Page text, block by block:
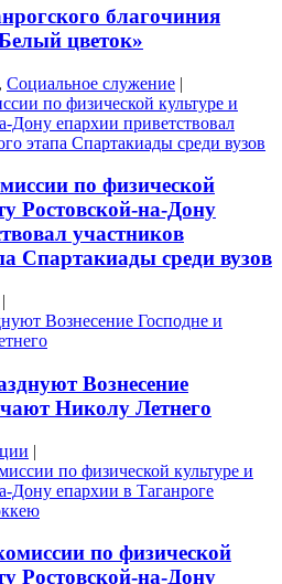
благочиния
цветок»
, Социальное служение |
по физической
Ростовской-на-Дону
участников
Спартакиады среди вузов
|
Вознесение
Николу Летнего
|
по физической
Ростовской-на-Дону